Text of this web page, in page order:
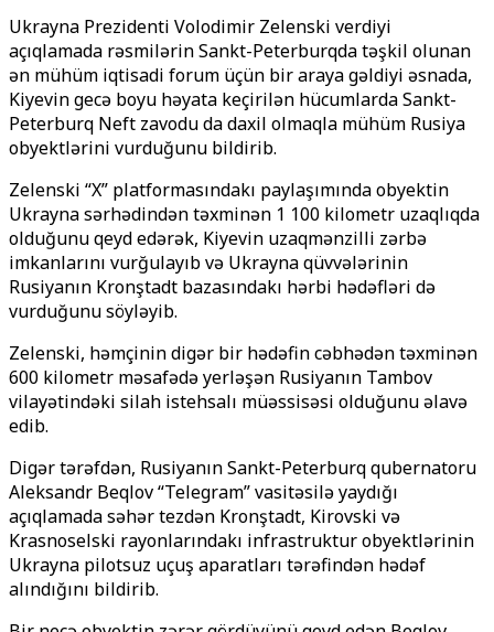
Ukrayna Prezidenti Volodimir Zelenski verdiyi
açıqlamada rəsmilərin Sankt-Peterburqda təşkil olunan
ən mühüm iqtisadi forum üçün bir araya gəldiyi əsnada,
Kiyevin gecə boyu həyata keçirilən hücumlarda Sankt-
Peterburq Neft zavodu da daxil olmaqla mühüm Rusiya
obyektlərini vurduğunu bildirib.
Zelenski “X” platformasındakı paylaşımında obyektin
Ukrayna sərhədindən təxminən 1 100 kilometr uzaqlıqda
olduğunu qeyd edərək, Kiyevin uzaqmənzilli zərbə
imkanlarını vurğulayıb və Ukrayna qüvvələrinin
Rusiyanın Kronştadt bazasındakı hərbi hədəfləri də
vurduğunu söyləyib.
Zelenski, həmçinin digər bir hədəfin cəbhədən təxminən
600 kilometr məsafədə yerləşən Rusiyanın Tambov
vilayətindəki silah istehsalı müəssisəsi olduğunu əlavə
edib.
Digər tərəfdən, Rusiyanın Sankt-Peterburq qubernatoru
Aleksandr Beqlov “Telegram” vasitəsilə yaydığı
açıqlamada səhər tezdən Kronştadt, Kirovski və
Krasnoselski rayonlarındakı infrastruktur obyektlərinin
Ukrayna pilotsuz uçuş aparatları tərəfindən hədəf
alındığını bildirib.